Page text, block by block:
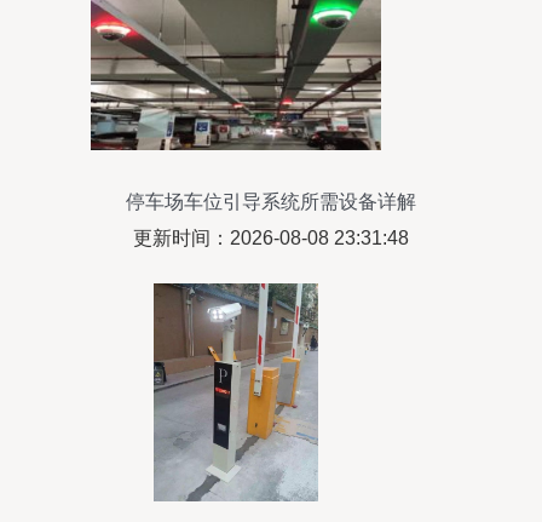
停车场车位引导系统所需设备详解
更新时间：2026-08-08 23:31:48